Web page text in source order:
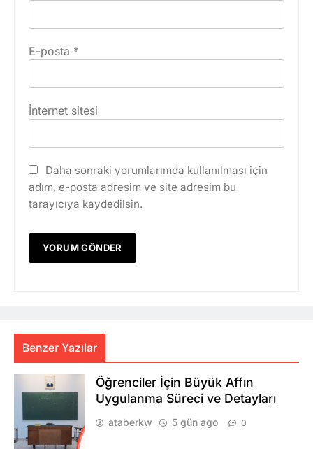
E-posta *
İnternet sitesi
Daha sonraki yorumlarımda kullanılması için
adım, e-posta adresim ve site adresim bu
tarayıcıya kaydedilsin.
Benzer Yazılar
Öğrenciler İçin Büyük Affın
Uygulanma Süreci ve Detayları
ataberkw 5 gün ago 0